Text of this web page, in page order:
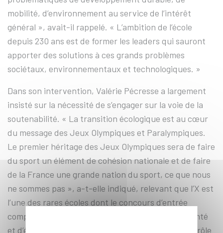
mobilité, d’environnement au service de l’intérêt
général », avait-il rappelé. « L’ambition de l’école
depuis 230 ans est de former les leaders qui sauront
apporter des solutions à ces grands problèmes
sociétaux, environnementaux et technologiques. »
Dans son intervention, Valérie Pécresse a largement
insisté sur la nécessité de s’engager sur la voie de la
soutenabilité. « La transition écologique est au cœur
du message des Jeux Olympiques et Paralympiques.
Le premier héritage des Jeux Olympiques sera de faire
du sport un élément de cohésion nationale et de faire
de la France une grande nation du sport, ce que nous
ne sommes pas », a-t-elle indiqué, relevant que l’X est
l’une des rares écoles dont le concours d’entrée
comprend des épreuves physiques. Facteur de santé
et d’épanouissement, la pratique sportive joue un rôle